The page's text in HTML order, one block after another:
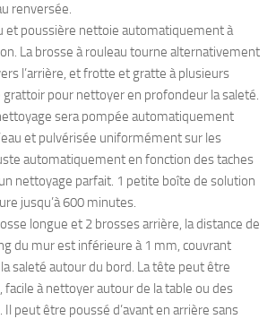
renversée.
et poussière nettoie automatiquement à
La brosse à rouleau tourne alternativement
l’arrière, et frotte et gratte à plusieurs
grattoir pour nettoyer en profondeur la saleté.
sera pompée automatiquement
et pulvérisée uniformément sur les
automatiquement en fonction des taches
nettoyage parfait. 1 petite boîte de solution
jusqu’à 600 minutes.
longue et 2 brosses arrière, la distance de
du mur est inférieure à 1 mm, couvrant
saleté autour du bord. La tête peut être
facile à nettoyer autour de la table ou des
Il peut être poussé d’avant en arrière sans